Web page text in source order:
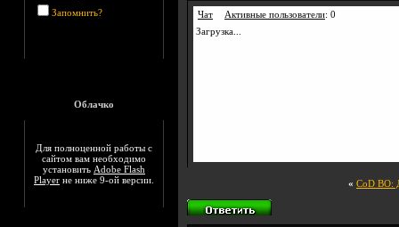
Запомнить?
Облачко
Для полноценной работы с
сайтом вам необходимо
установить Adobe Flash
Player не ниже 9-ой версии.
Чат Активные пользователи: 0
Загрузка...
« CoD BO: